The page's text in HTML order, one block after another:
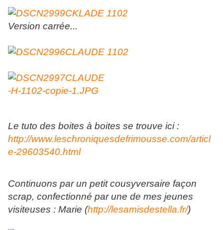
Version carrée...
Le tuto des boites à boites se trouve ici :
http://www.leschroniquesdefrimousse.com/articl
e-29603540.html
Continuons par un petit cousyversaire façon
scrap, confectionné par une de mes jeunes
visiteuses : Marie (http://lesamisdestella.fr/)